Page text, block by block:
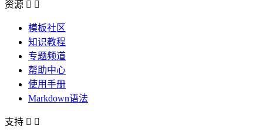
资源  
模板社区
知识教程
专题频道
帮助中心
使用手册
Markdown语法
支持  